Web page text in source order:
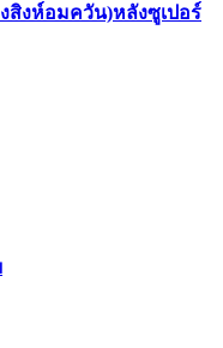
งสิงห์อมควัน)หลังซูเปอร์